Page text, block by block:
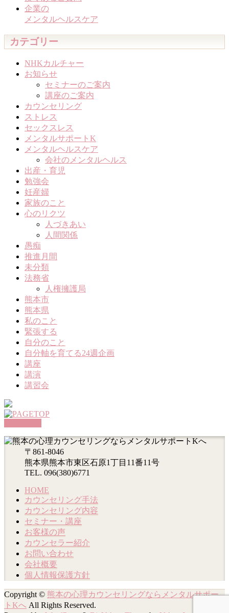
企業の
メンタルヘルスケア
カテゴリー
NHKカルチャー
お知らせ
セミナーのご案内
講座のご案内
カウンセリング
ストレス
セックスレス
メンタルサポートK
メンタルヘルスケア
会社のメンタルヘルス
出産・育児
勉強会
妊産婦
家族のこと
心のリクツ
人づきあい
人間関係
愚痴
推進月間
未分類
法務省
人権擁護局
熊本市
熊本県
私のこと
緊張する
自分のこと
自分軸を育てる24週企画
講座
講演
講習会
〒861-8046
熊本県熊本市東区石原1丁目11番11号
TEL. 096(380)6771
HOME
カウンセリング手法
カウンセリング内容
セミナー・講座
お客様の声
カウンセラー紹介
お問い合わせ
会社概要
個人情報保護方針
Copyright © 熊本の心理カウンセリングならメンタルサポー
トKへ All Rights Reserved.